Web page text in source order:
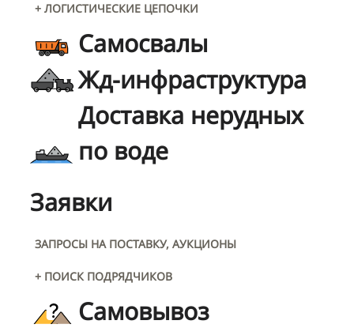
+ ЛОГИСТИЧЕСКИЕ ЦЕПОЧКИ
Самосвалы
Жд-инфраструктура
Доставка нерудных
по воде
Заявки
ЗАПРОСЫ НА ПОСТАВКУ, АУКЦИОНЫ
+ ПОИСК ПОДРЯДЧИКОВ
Самовывоз